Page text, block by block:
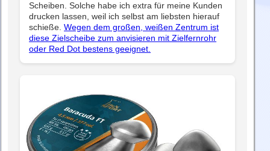
Scheiben. Solche habe ich extra für meine Kunden
drucken lassen, weil ich selbst am liebsten hierauf
schieße. Wegen dem großen, weißen Zentrum ist
diese Zielscheibe zum anvisieren mit Zielfernrohr
oder Red Dot bestens geeignet.